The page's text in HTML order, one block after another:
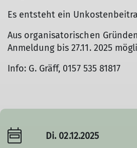
Es entsteht ein
Aus organisatorischen
Anmeldung bis 27.11. 2025
Info: G. Gräff, 0157 535 81817
Di. 02.12.2025